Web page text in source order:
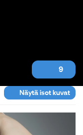
9
Näytä isot kuvat